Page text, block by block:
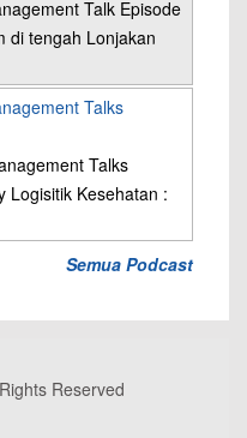
Talk Episode
di tengah Lonjakan
Talks
Talks
Logisitik Kesehatan :
Semua Podcast
Reserved